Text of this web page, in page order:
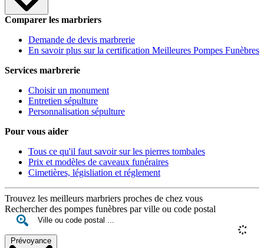
Comparer les marbriers
Demande de devis marbrerie
En savoir plus sur la certification Meilleures Pompes Funèbres
Services marbrerie
Choisir un monument
Entretien sépulture
Personnalisation sépulture
Pour vous aider
Tous ce qu'il faut savoir sur les pierres tombales
Prix et modèles de caveaux funéraires
Cimetières, législiation et réglement
Trouvez les meilleurs marbriers proches de chez vous
Rechercher des pompes funèbres par ville ou code postal
Prévoyance